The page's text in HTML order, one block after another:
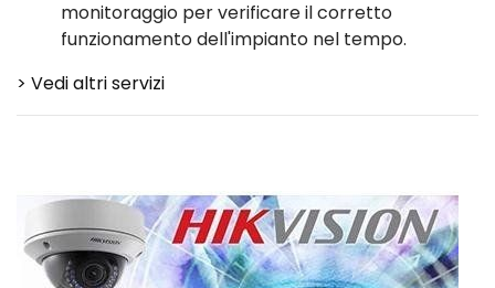
monitoraggio per verificare il corretto
funzionamento dell'impianto nel tempo.
> Vedi altri servizi